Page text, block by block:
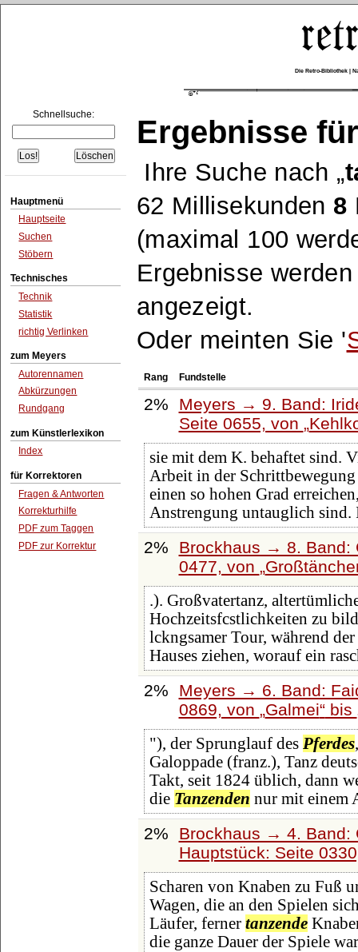
Die Retro-Bibliothek |
Schnellsuche:
Hauptmenü
Hauptseite
Suchen
Stöbern
Technisches
Technik
Statistik
richtig Verlinken
zum Meyers
Autorennamen
Abkürzungen
Rundgang
zum Künstlerlexikon
Index
für Korrektoren
Fragen & Antworten
Korrekturhilfe
PDF zum Taggen
PDF zur Korrektur
Ergebnisse
Ihre Suche nach
62 Millisekunden 8
(maximal 100
Ergebnisse
angezeigt.
Oder meinten Sie '
Rang Fundstelle
2%
Meyers → 9. Band:
Seite 0655, von
sie mit dem K. behaftet sind.
Arbeit in der
einen so hohen Grad
Anstrengung untauglich sind.
2%
Brockhaus → 8. Band:
0477, von
.). Großvatertanz,
Hochzeitsfcstlichkeiten zu
lckngsamer Tour, während
Hauses ziehen, worauf ein
2%
Meyers → 6. Band:
0869, von Galmei bis
"), der Sprunglauf des Pferdes
Galoppade (franz.), Tanz
Takt, seit 1824 üblich, dann
die Tanzenden nur mit einem
2%
Brockhaus → 4. Band:
Hauptstück: Seite
Scharen von Knaben zu Fuß
Wagen, die an den Spielen
Läufer, ferner tanzende
die ganze Dauer der Spiele